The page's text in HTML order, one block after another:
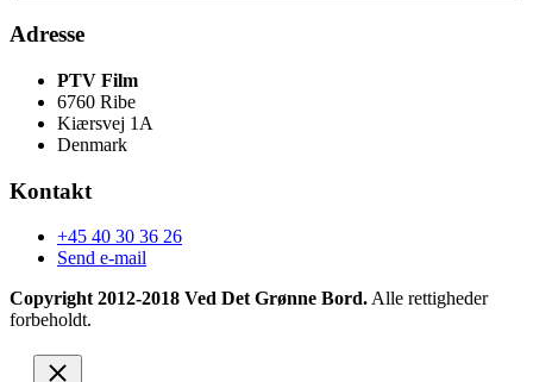
Adresse
PTV Film
6760 Ribe
Kiærsvej 1A
Denmark
Kontakt
+45 40 30 36 26
Send e-mail
Copyright 2012-2018 Ved Det Grønne Bord. Alle rettigheder
forbeholdt.